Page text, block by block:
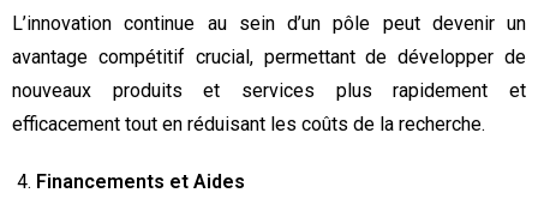
L’innovation continue au sein d’un pôle peut devenir un
avantage compétitif crucial, permettant de développer de
nouveaux produits et services plus rapidement et
efficacement tout en réduisant les coûts de la recherche.
Financements et Aides